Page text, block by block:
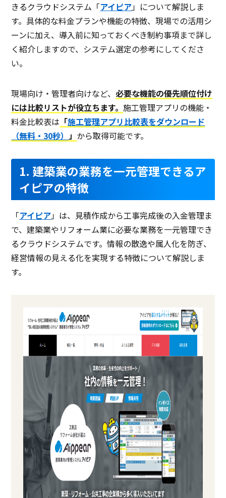
推奨環境
サポート
Windowsアプリ iOSアプ
リ Androidアプリ
PCブラウザスマートフォ
ンブラウザ
きるクラウドシステム「アイピア」について解説しま
す。具体的な料金プランや機能の特徴、現場での活用シ
ーンに加え、導入前に知っておくべき制約事項まで詳し
く紹介しますので、システム選定の参考にしてくださ
い。
現場向け・管理者向けなど、必要な機能の優先順位付け
には比較リストが役立ちます。施工管理アプリの機能・
料金比較表は 「施工管理アプリ比較表をダウンロード
（無料・30秒）」 から取得可能です。
1. 建築業の業務を一元管理できるア
イピアの特徴
「アイピア」は、見積作成から工事完成後の入金管理ま
で、建築業やリフォーム業に必要な業務を一元管理でき
るクラウドシステムです。情報の散逸や属人化を防ぎ、
経営情報の見える化を実現する特徴について解説しま
す。